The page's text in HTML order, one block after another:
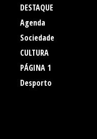
DESTAQUE
Agenda
Sociedade
CULTURA
PÁGINA 1
Desporto